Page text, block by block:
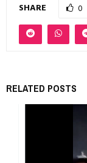
SHARE 0
RELATED POSTS